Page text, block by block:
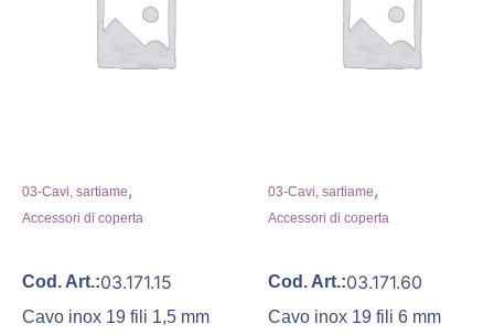
03-Cavi, sartiame,
Accessori di coperta
Cod. Art.:03.171.15
Cavo inox 19 fili 1,5 mm
03-Cavi, sartiame,
Accessori di coperta
Cod. Art.:03.171.60
Cavo inox 19 fili 6 mm